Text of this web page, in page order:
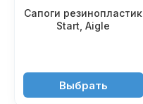
Сапоги резинопластик
Start, Aigle
4'990 ₽Выбрать